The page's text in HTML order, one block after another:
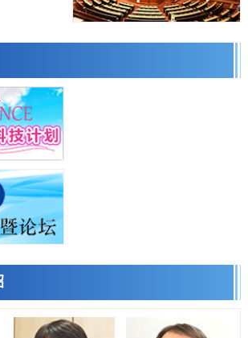
科学技术与创新白皮书》，解读第七期基本计划
胞死亡的新型信使物质
心跨器官揭示衰老过程中的糖链变化
脂制备石墨前驱体，可作为电池电极材料
等发现南海海槽沿线板块边界锁定状态存在区域
发调整费，根据一线实际情况和需求分配99.3亿
治性疾病“肺高血压症”恶化的蛋白质“MYL9/12”，
李鸥 安宁